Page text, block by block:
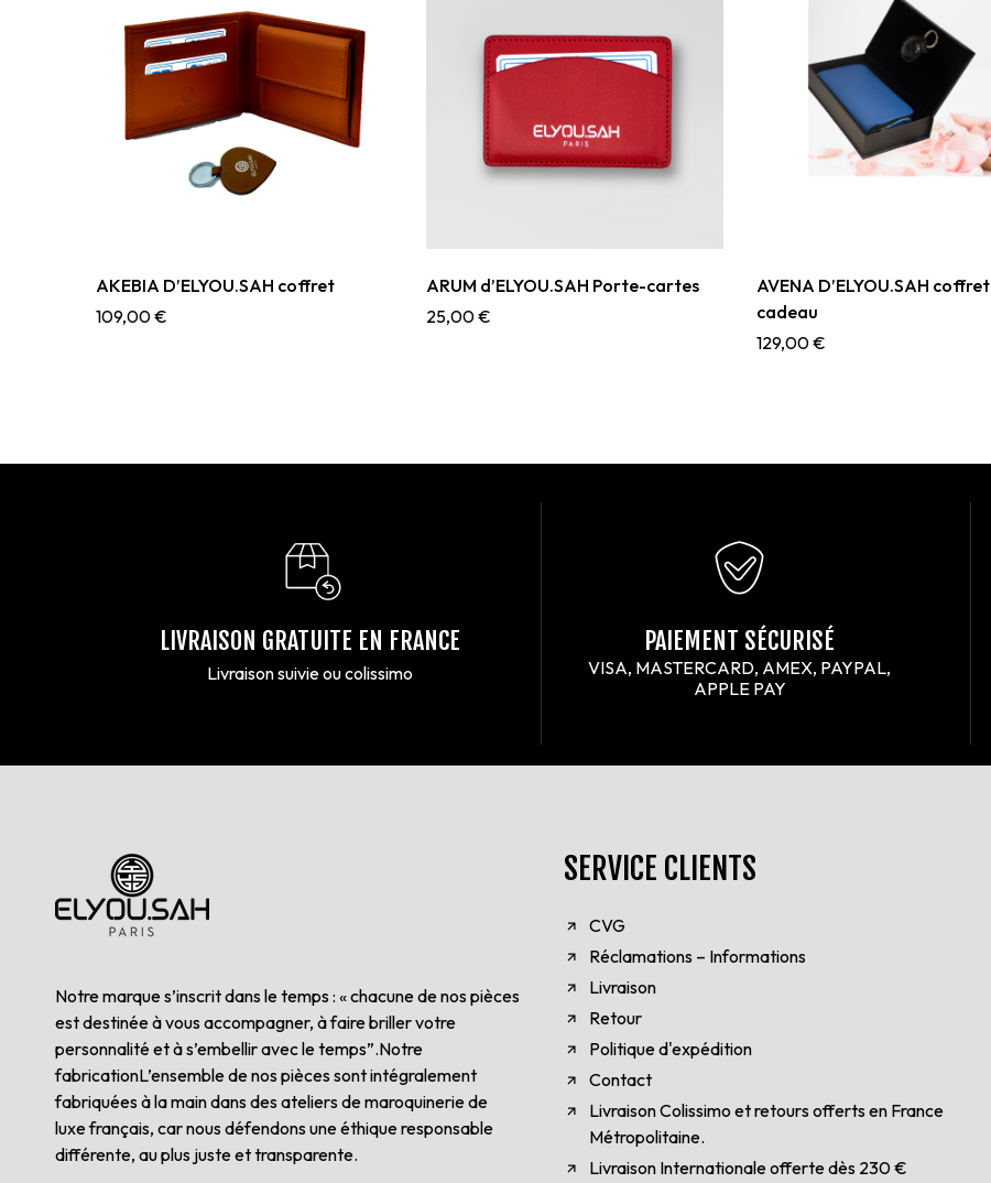
AKEBIA D’ELYOU.SAH coffret
109,00€
ARUM d’ELYOU.SAH Porte-cartes
25,00€
AVENA D’ELYOU.SAH coffret
cadeau
129,00€
LIVRAISON GRATUITE EN FRANCE
Livraison suivie ou colissimo
PAIEMENT SÉCURISÉ
VISA, MASTERCARD, AMEX, PAYPAL,
APPLE PAY
Notre marque s’inscrit dans le temps : « chacune de nos pièces
est destinée à vous accompagner, à faire briller votre
personnalité et à s’embellir avec le temps”.Notre
fabricationL’ensemble de nos pièces sont intégralement
fabriquées à la main dans des ateliers de maroquinerie de
luxe français, car nous défendons une éthique responsable
différente, au plus juste et transparente.
SERVICE CLIENTS
CVG
Réclamations – Informations
Livraison
Retour
Politique d'expédition
Contact
Livraison Colissimo et retours offerts en France
Métropolitaine.
Livraison Internationale offerte dès 230 €